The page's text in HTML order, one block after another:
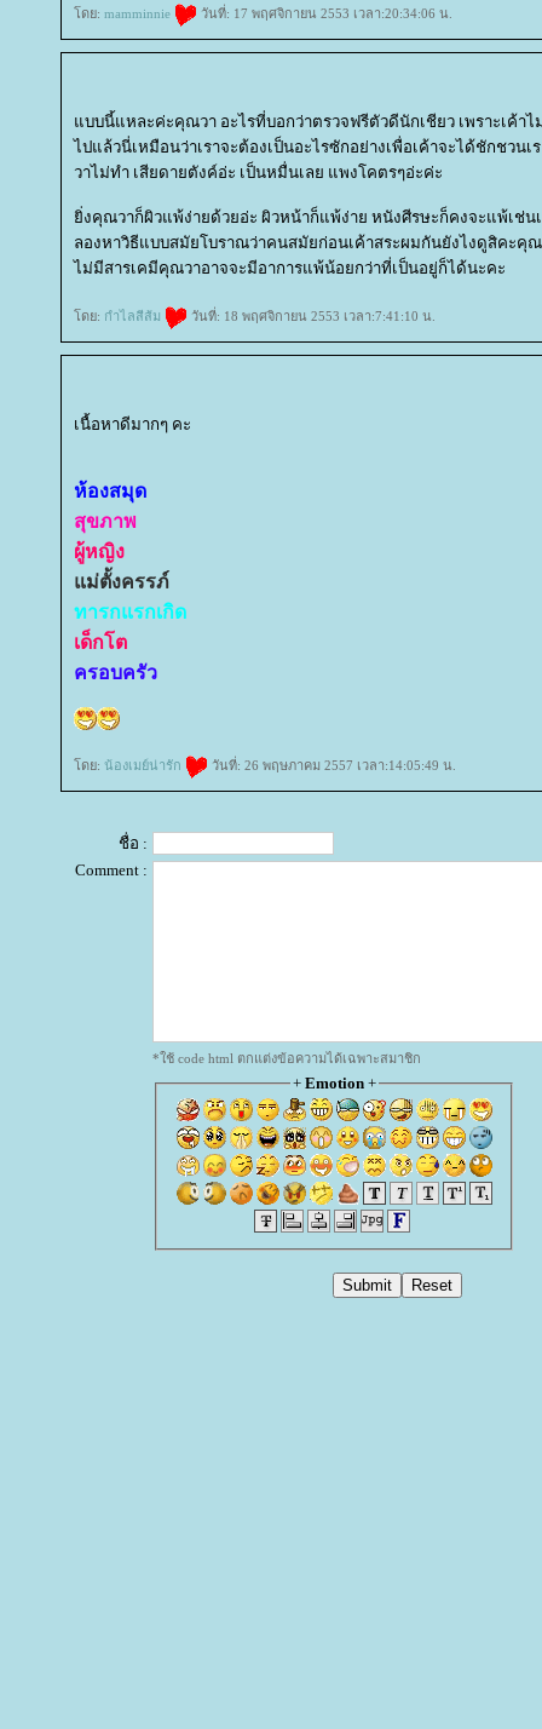
ดย: mamminnie วันที่: 17 พฤศจิกายน 2553 เวลา:20:34:06 น.
บบนี้แหละค่ะคุณวา อะไรที่บอกว่าตรวจฟรีตัวดีนักเชียว เพราะเค้าไ
ไปแล้วนี่เหมือนว่าเราจะต้องเป็นอะไรซักอย่างเพื่อเค้าจะได้ชักชว
วาไม่ทำ เสียดายตังค์อ่ะ เป็นหมื่นเลย แพงโคตรๆอ่ะค่ะ
งคุณวาก็ผิวแพ้ง่ายด้วยอ่ะ ผิวหน้าก็แพ้ง่าย หนังศีรษะก็คงจะแพ้เช่น
ลองหาวิธีแบบสมัยโบราณว่าคนสมัยก่อนเค้าสระผมกันยังไงดูสิคะคุณ
ไม่มีสารเคมีคุณวาอาจจะมีอาการแพ้น้อยกว่าที่เป็นอยู่ก็ได้นะคะ
ดย: กำไลสีส้ม วันที่: 18 พฤศจิกายน 2553 เวลา:7:41:10 น.
เนื้อหาดีมากๆ คะ
ห้องสมุด
สุขภาพ
ผู้หญิง
ม่ตั้งครรภ์
ทารกแรกเกิด
เด็กโต
ครอบครัว
ดย: น้องเมย์น่ารัก วันที่: 26 พฤษภาคม 2557 เวลา:14:05:49 น.
ชื่อ :
Comment :
*ใช้ code html ตกแต่งข้อความได้เฉพาะสมาชิก
+ Emotion+